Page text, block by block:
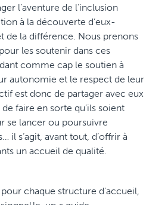
l’aventure de l’inclusion
à la découverte d’eux-
de la différence. Nous prenons
les soutenir dans ces
comme cap le soutien à
autonomie et le respect de leur
est donc de partager avec eux
faire en sorte qu’ils soient
se lancer ou poursuivre
il s’agit, avant tout, d’offrir à
un accueil de qualité.
chaque structure d’accueil,